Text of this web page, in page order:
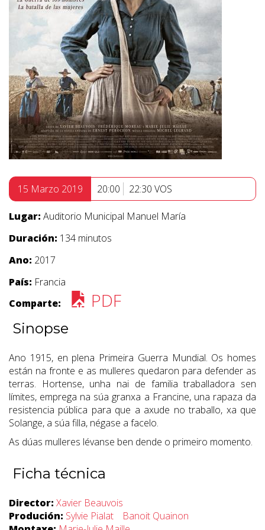
15 Marzo 2019 20:00 22:30 VOS
Lugar: Auditorio Municipal Manuel María
Duración: 134 minutos
Ano: 2017
País: Francia
Comparte:
PDF
Sinopse
Ano 1915, en plena Primeira Guerra Mundial. Os homes
están na fronte e as mulleres quedaron para defender as
terras. Hortense, unha nai de familia traballadora sen
límites, emprega na súa granxa a Francine, una rapaza da
resistencia pública para que a axude no traballo, xa que
Solange, a súa filla, négase a facelo.
As dúas mulleres lévanse ben dende o primeiro momento.
Ficha técnica
Director: Xavier Beauvois
Produción: Sylvie Pialat
Banoit Quainon